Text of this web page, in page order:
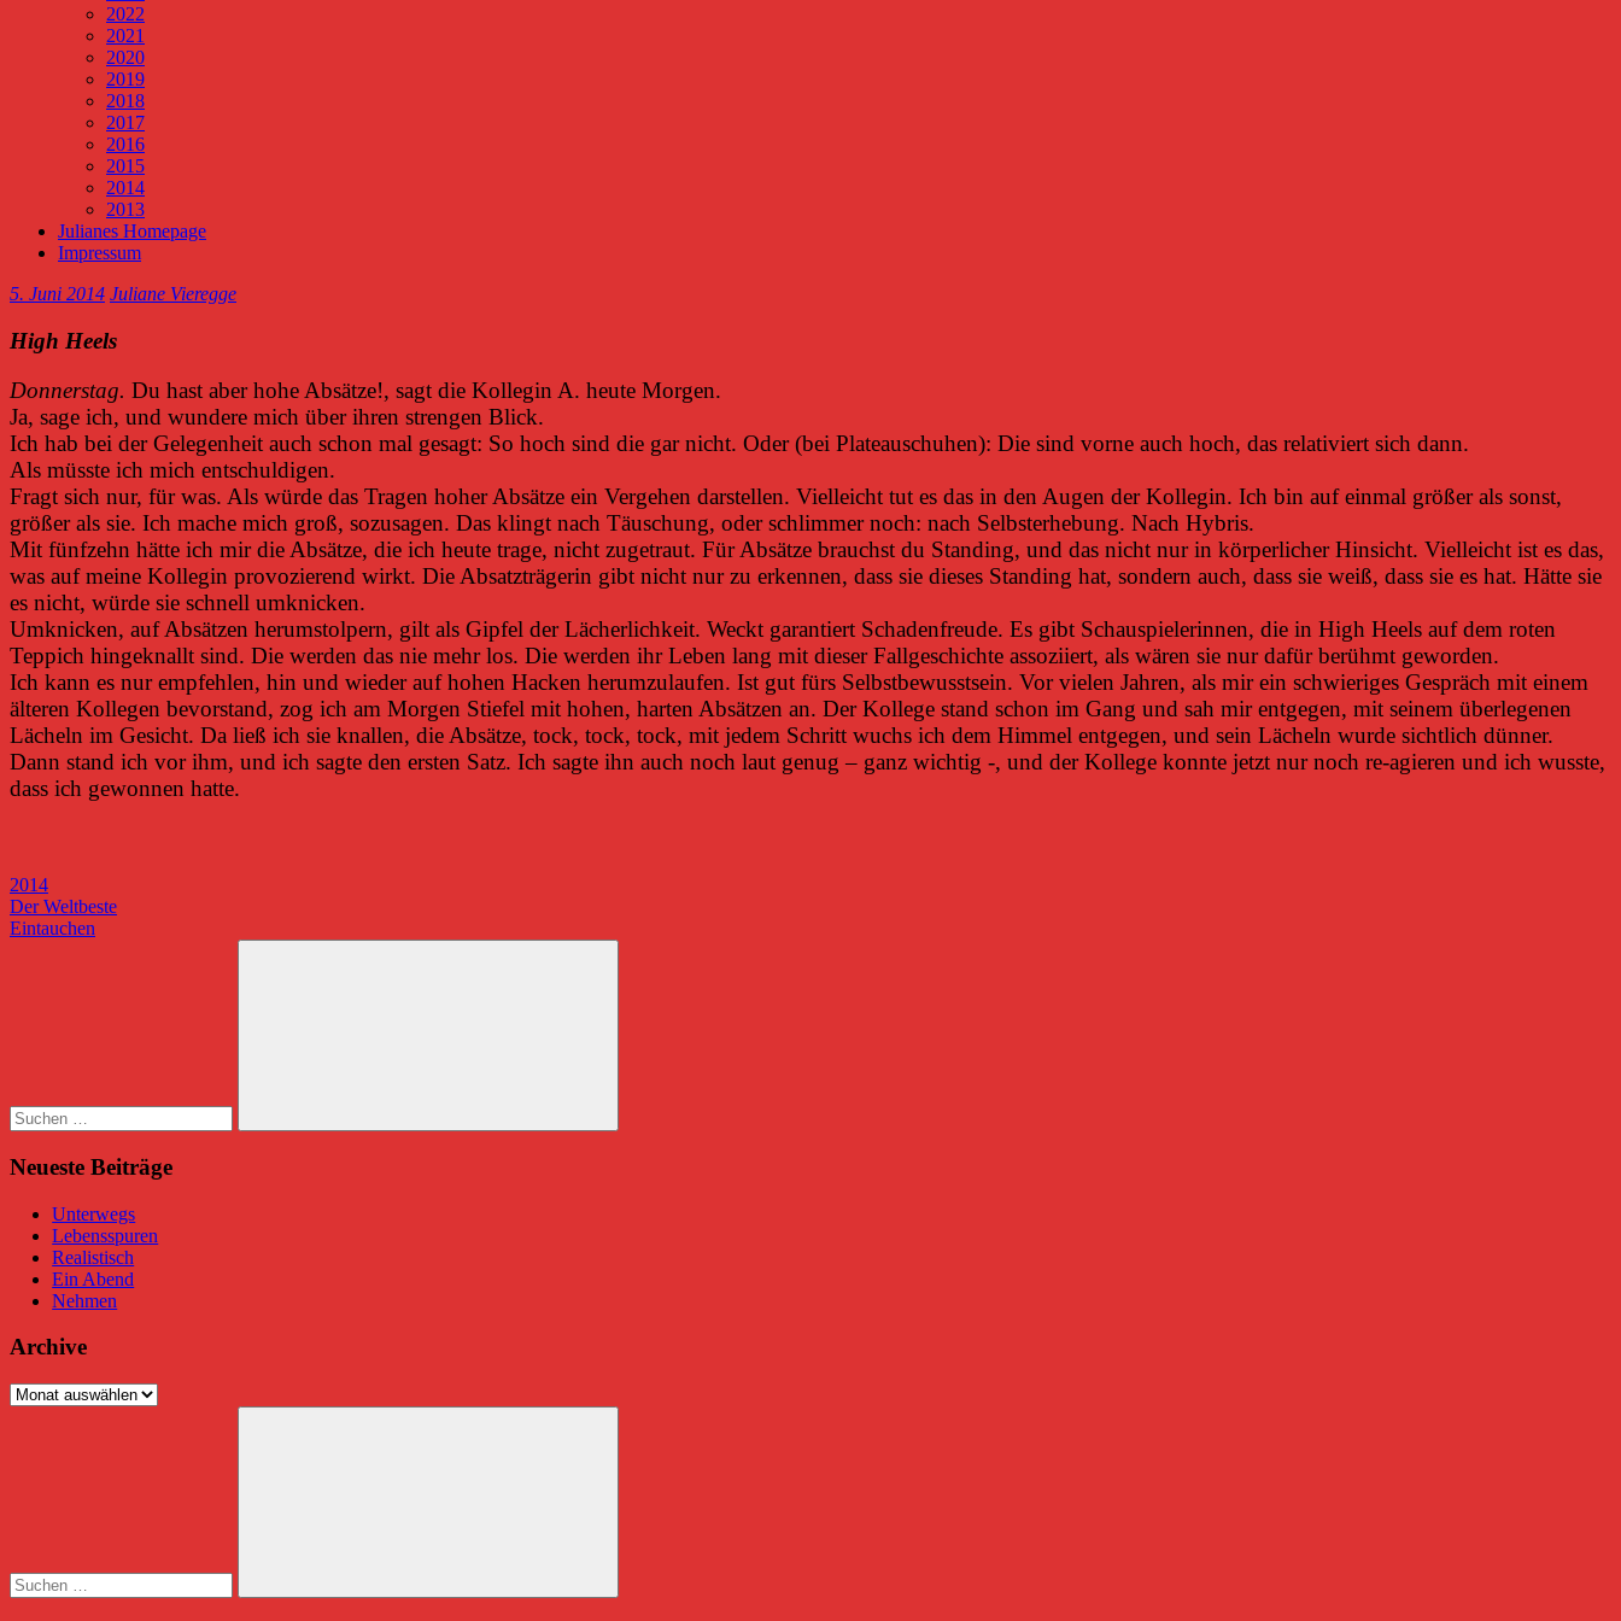
2022
2021
2020
2019
2018
2017
2016
2015
2014
2013
Julianes Homepage
Impressum
5. Juni 2014 Juliane Vieregge
High Heels
Donnerstag. Du hast aber hohe Absätze!, sagt die Kollegin A. heute Morgen.
Ja, sage ich, und wundere mich über ihren strengen Blick.
Ich hab bei der Gelegenheit auch schon mal gesagt: So hoch sind die gar nicht. Oder (bei Plateauschuhen): Die sind vorne auch hoch, das relativiert sich dann.
Als müsste ich mich entschuldigen.
Fragt sich nur, für was. Als würde das Tragen hoher Absätze ein Vergehen darstellen. Vielleicht tut es das in den Augen der Kollegin. Ich bin auf einmal größer als sonst,
größer als sie. Ich mache mich groß, sozusagen. Das klingt nach Täuschung, oder schlimmer noch: nach Selbsterhebung. Nach Hybris.
Mit fünfzehn hätte ich mir die Absätze, die ich heute trage, nicht zugetraut. Für Absätze brauchst du Standing, und das nicht nur in körperlicher Hinsicht. Vielleicht ist es das,
was auf meine Kollegin provozierend wirkt. Die Absatzträgerin gibt nicht nur zu erkennen, dass sie dieses Standing hat, sondern auch, dass sie weiß, dass sie es hat. Hätte sie
es nicht, würde sie schnell umknicken.
Umknicken, auf Absätzen herumstolpern, gilt als Gipfel der Lächerlichkeit. Weckt garantiert Schadenfreude. Es gibt Schauspielerinnen, die in High Heels auf dem roten
Teppich hingeknallt sind. Die werden das nie mehr los. Die werden ihr Leben lang mit dieser Fallgeschichte assoziiert, als wären sie nur dafür berühmt geworden.
Ich kann es nur empfehlen, hin und wieder auf hohen Hacken herumzulaufen. Ist gut fürs Selbstbewusstsein. Vor vielen Jahren, als mir ein schwieriges Gespräch mit einem
älteren Kollegen bevorstand, zog ich am Morgen Stiefel mit hohen, harten Absätzen an. Der Kollege stand schon im Gang und sah mir entgegen, mit seinem überlegenen
Lächeln im Gesicht. Da ließ ich sie knallen, die Absätze, tock, tock, tock, mit jedem Schritt wuchs ich dem Himmel entgegen, und sein Lächeln wurde sichtlich dünner.
Dann stand ich vor ihm, und ich sagte den ersten Satz. Ich sagte ihn auch noch laut genug – ganz wichtig -, und der Kollege konnte jetzt nur noch re-agieren und ich wusste,
dass ich gewonnen hatte.
2014
Beitragsnavigation
Vorheriger
Beitrag:
Der Weltbeste
Nächster
Eintauchen
Suchen
Neueste Beiträge
Unterwegs
Lebensspuren
Realistisch
Ein Abend
Nehmen
Archive
Archive
Suchen